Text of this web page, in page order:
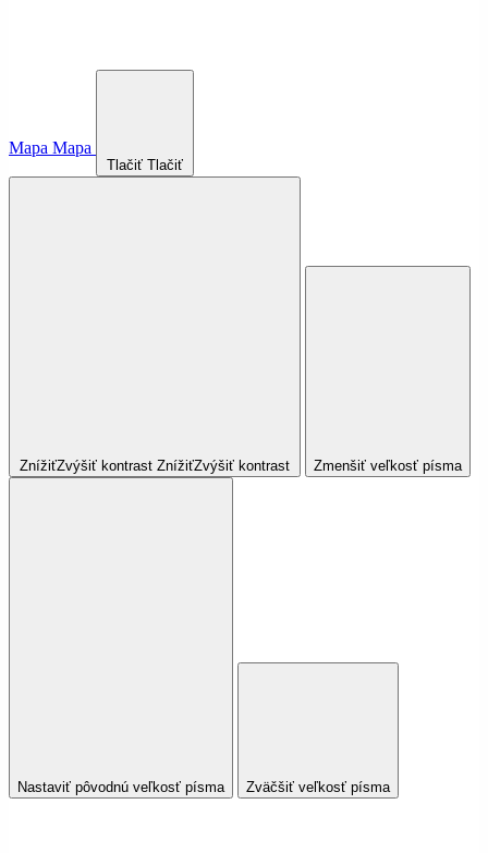
Mapa Mapa
Tlačiť Tlačiť
ZnížiťZvýšiť kontrast ZnížiťZvýšiť kontrast Zmenšiť veľkosť písma
Nastaviť pôvodnú veľkosť písma Zväčšiť veľkosť písma